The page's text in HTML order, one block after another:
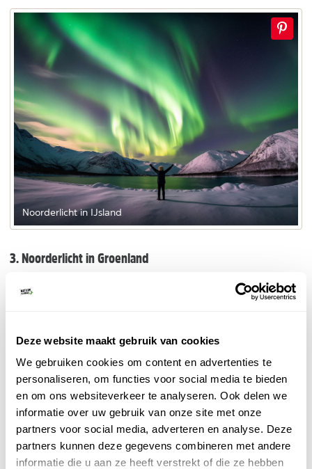
Deze website maakt gebruik van cookies
We gebruiken cookies om content en advertenties te
personaliseren, om functies voor social media te bieden
en om ons websiteverkeer te analyseren. Ook delen we
informatie over uw gebruik van onze site met onze
partners voor social media, adverteren en analyse. Deze
partners kunnen deze gegevens combineren met andere
informatie die u aan ze heeft verstrekt of die ze hebben
Noorderlicht in IJsland
3. Noorderlicht in Groenland
Een zeer bijzondere bestemming om het poollicht te
aanschouwen. Tijdens een reis naar Oost-Groenland
walvissen. Een next level ervaring!
Oceanwide Expeditions - Expeditiecruises met
hikes
Groepsreis
Groenland reizen met wandelingen.
Zowel korte als lange hikes mogelijk.
Onder leiding van een gids.